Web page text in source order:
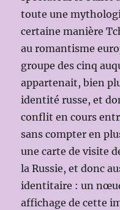
toute une
certaine manière
au romantisme
groupe des cinq
appartenait, bien
identité russe, et
conflit en cours
sans compter en
une carte de visite
la Russie, et donc
identitaire : un
affichage de cette